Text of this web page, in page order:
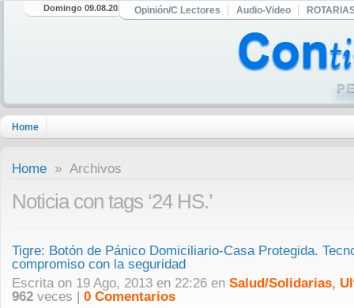
Domingo 09.08.2026 Opinión/C Lectores Audio-Video
Home
Home » Archivos
Noticia con tags ‘24 HS.’
Tigre: Botón de Pánico Domiciliario-Casa Protegida.
compromiso con la seguridad
Escrita on 19 Ago, 2013 en 22:26 en Salud/Solidarias,
962 veces | 0 Comentarios